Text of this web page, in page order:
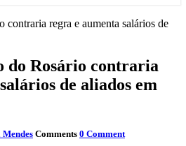
contraria regra e aumenta salários de
do Rosário contraria
de aliados em
Comments 0 Comment